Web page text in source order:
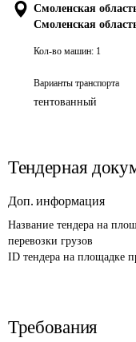
Смоленская
Смоленская
Кол-во машин: 1
Варианты транспорта
тентованный
Тендерная
Доп. информация
Название тендера на
перевозки грузов
ID тендера на площадке
Требования